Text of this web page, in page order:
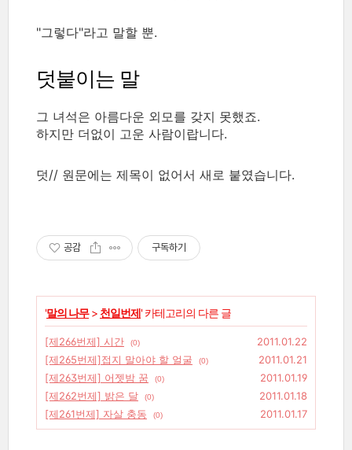
"그렇다"라고 말할 뿐.
덧붙이는 말
그 녀석은 아름다운 외모를 갖지 못했죠.
하지만 더없이 고운 사람이랍니다.
덧// 원문에는 제목이 없어서 새로 붙였습니다.
공감 구독하기
'말의 나무> 천일번제' 카테고리의 다른 글
[제266번제] 시간 (0)
2011.01.22
[제265번제]접지 말아야 할 얼굴
(0)
2011.01.21
[제263번제] 어젯밤 꿈
(0)
2011.01.19
[제262번제] 밝은 달
(0)
2011.01.18
[제261번제] 자살 충동
(0) 2011.01.17